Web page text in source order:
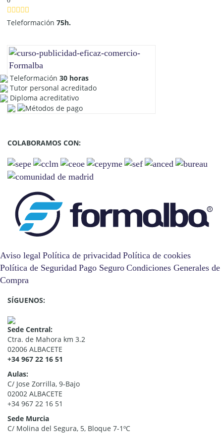
Teleformación75h.
Teleformación30 horas
Tutor personal acreditado
Diploma acreditativo
COLABORAMOS CON:
Aviso legal Política de privacidad Política de cookies
Política de Seguridad Pago Seguro Condiciones Generales de
Compra
SÍGUENOS:
Sede Central:
Ctra. de Mahora km 3.2
02006 ALBACETE
+34 967 22 16 51
Aulas:
C/ Jose Zorrilla, 9-Bajo
02002 ALBACETE
+34 967 22 16 51
Sede Murcia
C/ Molina del Segura, 5, Bloque 7-1ºC